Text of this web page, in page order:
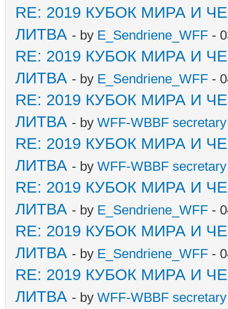
RE: 2019 КУБОК МИРА И
ЛИТВА - by E_Sendriene_WFF -
RE: 2019 КУБОК МИРА И
ЛИТВА - by E_Sendriene_WFF -
RE: 2019 КУБОК МИРА И
ЛИТВА - by WFF-WBBF
RE: 2019 КУБОК МИРА И
ЛИТВА - by WFF-WBBF
RE: 2019 КУБОК МИРА И
ЛИТВА - by E_Sendriene_WFF -
RE: 2019 КУБОК МИРА И
ЛИТВА - by E_Sendriene_WFF -
RE: 2019 КУБОК МИРА И
ЛИТВА - by WFF-WBBF